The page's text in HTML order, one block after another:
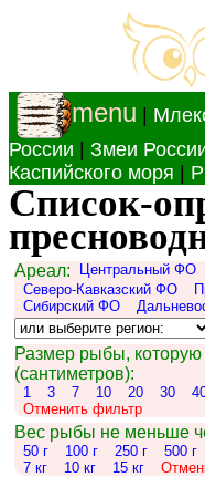
menu
России
Змеи
Каспийского моря
Список-
Ареал: Центральный ФО
Северо-Кавказский ФО
Сибирский ФО
Размер рыбы,
(сантиметров):
1 3 7 10 20 30
Отменить фильтр
Вес рыбы не меньше
50 г
100 г 250 г 500 г
7 кг
10 кг 15 кг